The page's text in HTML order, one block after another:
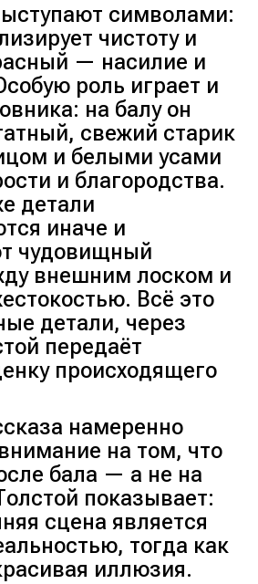
символами:
чистоту и
— насилие и
роль играет и
на балу он
свежий старик
и белыми усами
и благородства.
детали
иначе и
чудовищный
внешним лоском и
Всё это
детали, через
передаёт
происходящего
намеренно
на том, что
бала — а не на
показывает:
сцена является
тогда как
иллюзия.